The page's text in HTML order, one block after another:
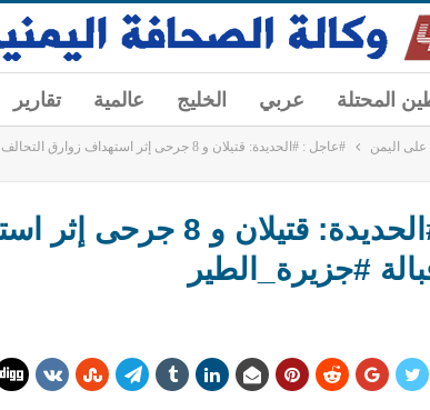
المحتلة عربي الخليج عالمية تقارير
على اليمن #عاجل : #الحديدة: قتيلان و 8 جرحى إثر استهداف زوارق التحالف ثلاثة مراكب للصيادين قبالة #جزيرة_الطير
#عاجل : #الحديدة:
#جزيرة_الطير